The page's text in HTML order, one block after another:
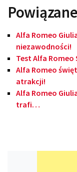
Alfa Romeo
niezawodności!
Test Alfa Romeo
Alfa Romeo
atrakcji!
Alfa Romeo
trafi…